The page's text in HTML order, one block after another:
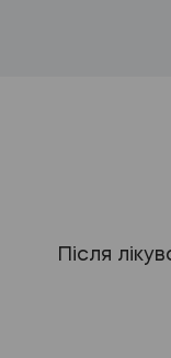
Після